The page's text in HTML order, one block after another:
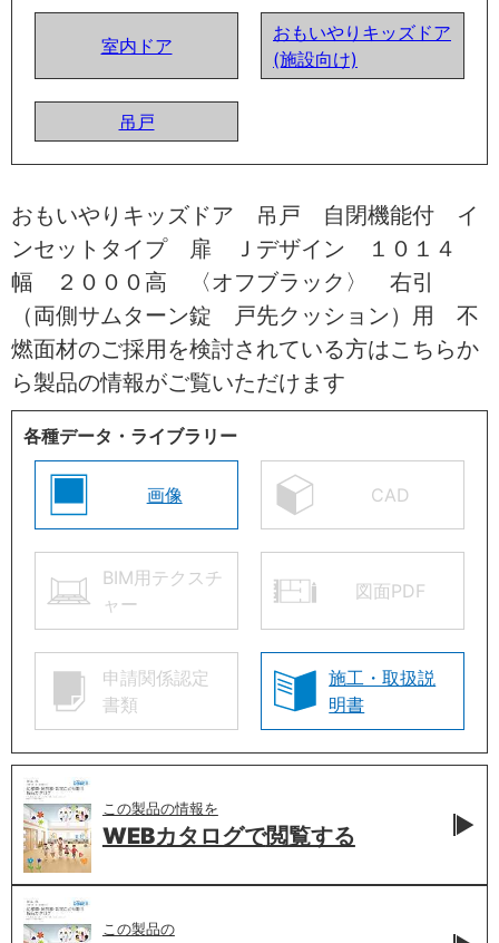
室内ドア
おもいやりキッズドア
(施設向け)
吊戸
おもいやりキッズドア 吊戸 自閉機能付 イ
ンセットタイプ 扉 Ｊデザイン １０１４
幅 ２０００高 〈オフブラック〉 右引
（両側サムターン錠 戸先クッション）用 不
燃面材のご採用を検討されている方はこちらか
ら製品の情報がご覧いただけます
各種データ・ライブラリー
画像 CAD
BIM用テクスチ
ャー
図面PDF
申請関係認定
書類
施工・取扱説
明書
この製品の情報を
WEBカタログで閲覧する
この製品の